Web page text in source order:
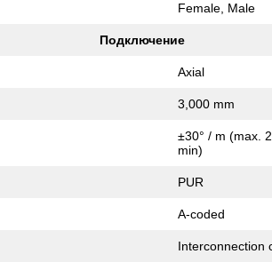
Female, Male
Подключение
Axial
3,000 mm
±30° / m (max.
min)
PUR
A-coded
Interconnection